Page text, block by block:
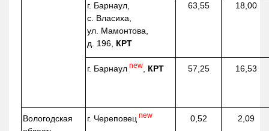
г. Барнаул,
с. Власиха,
ул. Мамонтова,
д. 196, КРТ
63,55 18,00
г. Барнаул new КРТ 57,25 16,53
Вологодская
г. Череповец new 0,52 2,09